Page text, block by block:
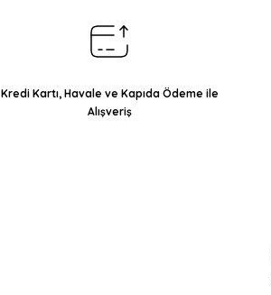
Kredi Kartı, Havale ve Kapıda Ödeme ile
Alışveriş